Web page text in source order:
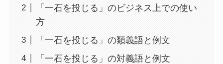
「一石を投じる」のビジネス上での使い
方
「一石を投じる」の類義語と例文
「一石を投じる」の対義語と例文